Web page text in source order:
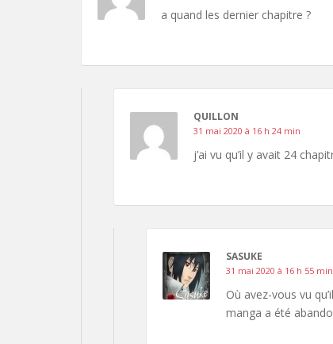
a quand les dernier chapitre ?
QUILLON
31 mai 2020 à 16 h 24 min
j’ai vu qu’il y avait 24
SASUKE
31 mai 2020 à 16 h 55 min
Où avez-vous vu
manga a été